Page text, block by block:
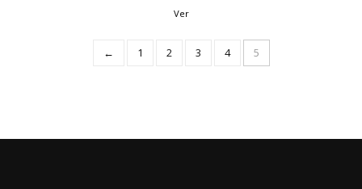
Ver
← 1 2 3 4 5